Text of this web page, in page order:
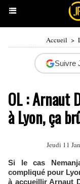
Accueil >
Suivre
OL : Arnaut
à Lyon, ça
Jeudi 11
Si le cas
compliqué pour
à accueillir Arnaut